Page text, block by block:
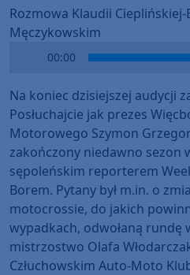
Rozmowa Klaudii
Męczykowskim
00:00
Na koniec dzisiejszej audycji
Posłuchajcie jak prezes
Motorowego Szymon
zakończony niedawno sezon
sępoleńskim reporterem
Borem. Pytany był m.in. o
motocrossie, do jakich
wypadkach, odwołaną rundę
mistrzostwo Olafa
Człuchowskim Auto-Moto